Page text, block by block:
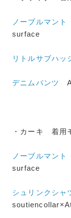
ノーブルマン
surface
リトルサブハッ
デニムパンツ
・カーキ 着用
ノーブルマン
surface
シュリンクシ